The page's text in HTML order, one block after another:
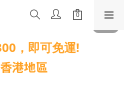
，即可免運!
港地區